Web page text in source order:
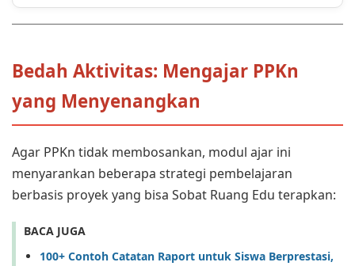
Bedah Aktivitas: Mengajar PPKn
yang Menyenangkan
Agar PPKn tidak membosankan, modul ajar ini
menyarankan beberapa strategi pembelajaran
berbasis proyek yang bisa Sobat Ruang Edu terapkan:
BACA JUGA
100+ Contoh Catatan Raport untuk Siswa Berprestasi,